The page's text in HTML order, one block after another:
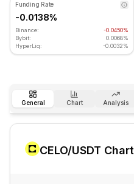
Funding Rate
-0.0138%
Binance:
-0.0450%
Bybit:
0.0068%
HyperLiq:
-0.0032%
General Chart Analysis
CELO/USDT Chart